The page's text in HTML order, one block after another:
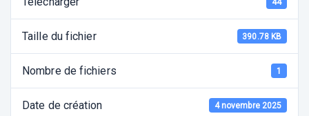
Taille du fichier 390.78 KB
Nombre de fichiers 1
Date de création 4 novembre 2025